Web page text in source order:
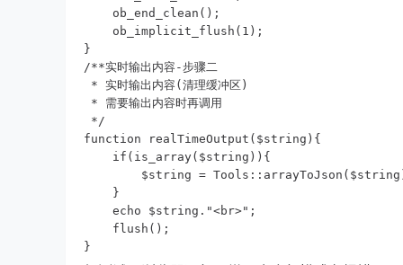
    ob_end_clean();
    ob_implicit_flush(1);
}
/**实时输出内容-步骤二
* 实时输出内容(清理缓冲区)
* 需要输出内容时再调用
*/
function realTimeOutput($string){
    if(is_array($string)){
$string =
    }
    echo $string."<br>";
    flush();
}